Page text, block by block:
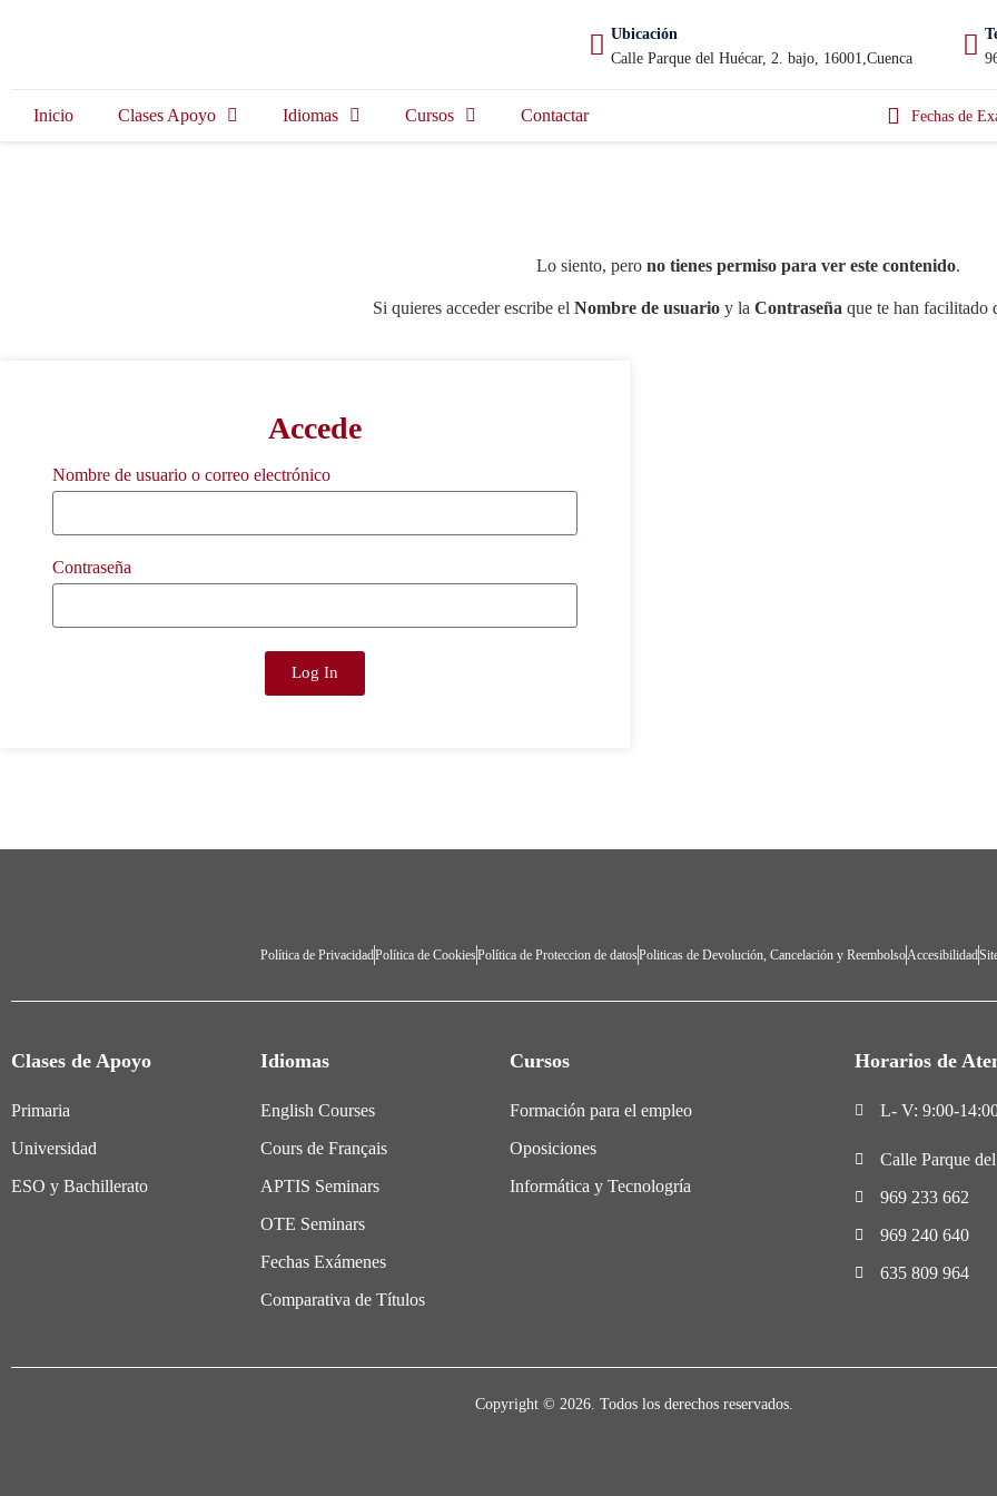
Ubicación
Calle Parque del Huécar, 2. bajo, 16001,Cuenca
Inicio Clases Apoyo Idiomas Cursos Contactar Fechas de
Lo siento, perono tienes permiso para ver este contenido.
Si quieres acceder escribe el Nombre de usuarioy la Contraseña que te han facilitado
Accede
Nombre de usuario o correo electrónico
Contraseña
Log In
Política de PrivacidadPolítica de CookiesPolítica de Proteccion de datosPoliticas de Devolución, Cancelación y ReembolsoAccesibilidad
Clases de Apoyo
Primaria
Universidad
ESO y Bachillerato
Idiomas
English Courses
Cours de Français
APTIS Seminars
OTE Seminars
Fechas Exámenes
Comparativa de Títulos
Cursos
Formación para el empleo
Oposiciones
Informática y Tecnologría
Horarios de
L- V: 9:00-
Calle Parque
969 233 662
969 240 640
635 809 964
Copyright © 2026. Todos los derechos reservados.